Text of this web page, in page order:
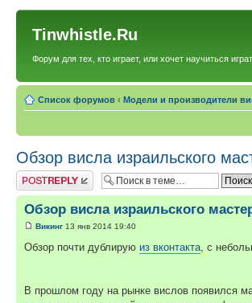
Tinwhistle.Ru
Форум для тех, кто играет, или хочет научиться
Список форумов ‹ Модели и производители
Обзор висла израильского
Ответить
Обзор висла израильского
Викинг 13 янв 2014 19:40
Обзор почти дублирую из вконтакта , с
В прошлом году на рынке вислов появился